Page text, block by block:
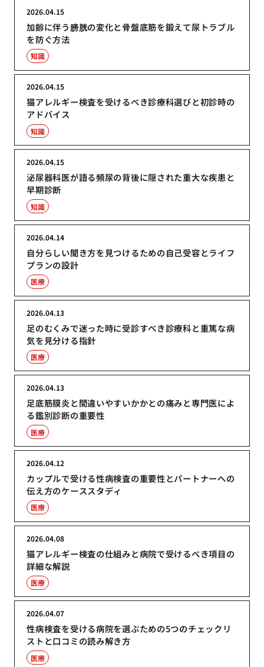
加齢に伴う膀胱の変化と骨盤底筋を鍛えて尿トラブル
を防ぐ方法
2026.04.15
知識
猫アレルギー検査を受けるべき診療科選びと初診時の
アドバイス
2026.04.15
知識
泌尿器科医が語る頻尿の背後に隠された重大な疾患と
早期診断
2026.04.15
知識
自分らしい聞き方を見つけるための自己受容とライフ
プランの設計
2026.04.14
医療
足のむくみで迷った時に受診すべき診療科と重篤な病
気を見分ける指針
2026.04.13
医療
足底筋膜炎と間違いやすいかかとの痛みと専門医によ
る鑑別診断の重要性
2026.04.13
医療
カップルで受ける性病検査の重要性とパートナーへの
伝え方のケーススタディ
2026.04.12
医療
猫アレルギー検査の仕組みと病院で受けるべき項目の
詳細な解説
2026.04.08
医療
性病検査を受ける病院を選ぶための5つのチェックリ
ストと口コミの読み解き方
2026.04.07
医療